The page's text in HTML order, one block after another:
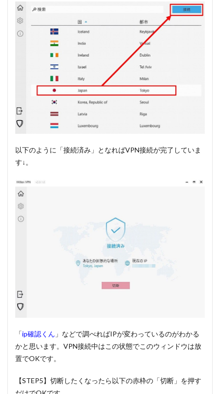
以下のように「接続済み」となればVPN接続が完了していま
す↓。
「ip確認くん 」などで調べればIPが変わっているのがわかる
かと思います。VPN接続中はこの状態でこのウィンドウは放
置でOKです。
【STEP5】切断したくなったら以下の赤枠の「切断」を押す